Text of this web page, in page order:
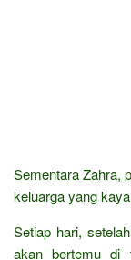
Sementara Zahra,
keluarga yang
Setiap hari,
akan bertemu di